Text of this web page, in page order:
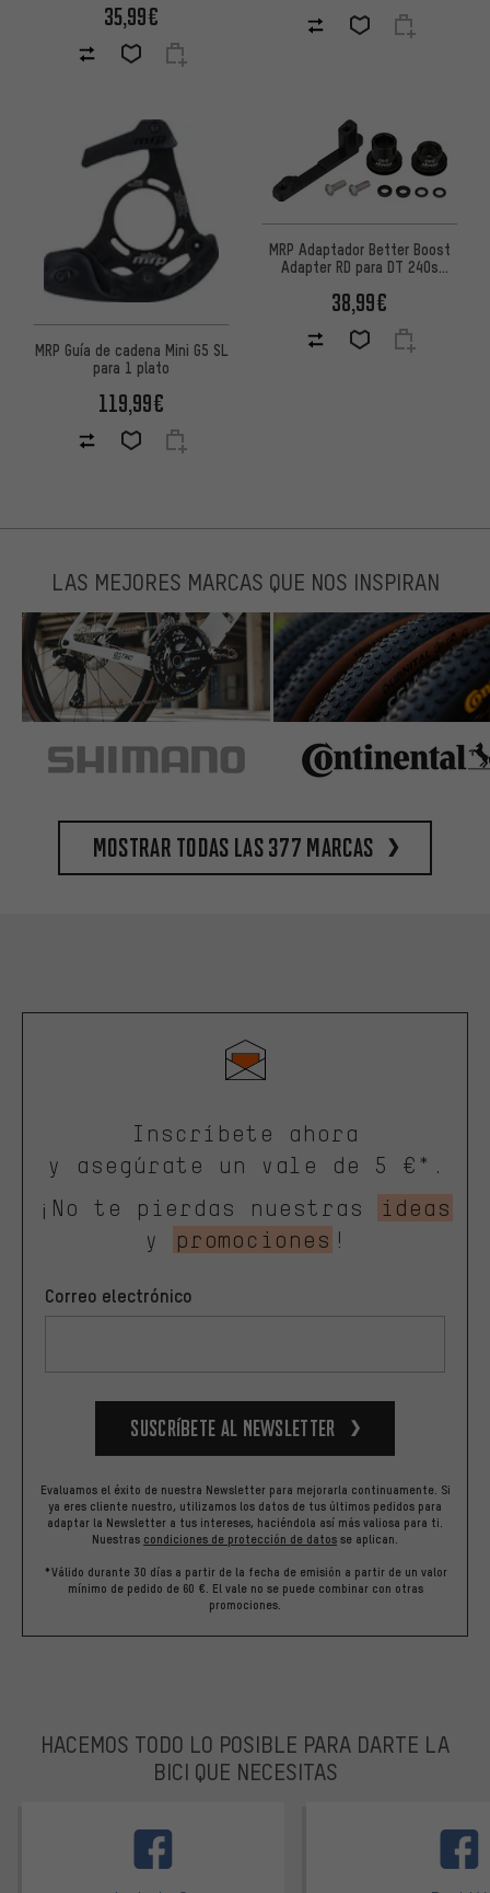
35,99€
MRP Guía de cadena Mini G5 SL
para 1 plato
119,99€
MRP Adaptador Better Boost
Adapter RD para DT 240s
38,99€
LAS MEJORES MARCAS QUE NOS INSPIRAN
Mostrar todas las 377 marcas
Inscríbete ahora
y asegúrate un vale de 5 €*.
¡No te pierdas nuestras
ideas
y
promociones !
Correo electrónico
Suscríbete al newsletter
Evaluamos el éxito de nuestra Newsletter para mejorarla continuamente. Si
ya eres cliente nuestro, utilizamos los datos de tus últimos pedidos para
adaptar la Newsletter a tus intereses, haciéndola así más valiosa para ti.
Nuestras condiciones de protección de datos se aplican.
*Válido durante 30 días a partir de la fecha de emisión a partir de un valor
mínimo de pedido de 60 €. El vale no se puede combinar con otras
promociones.
HACEMOS TODO LO POSIBLE PARA DARTE LA
BICI QUE NECESITAS